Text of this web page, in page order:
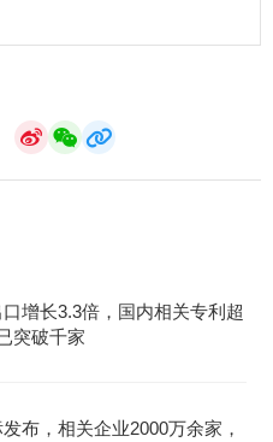
增长3.3倍，国内相关专利超
突破千家
布，相关企业2000万余家，